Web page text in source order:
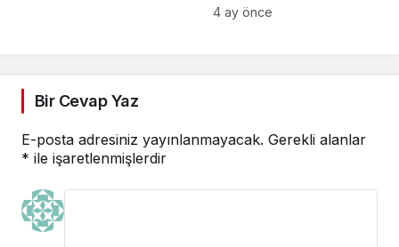
4 ay önce
Bir Cevap Yaz
E-posta adresiniz yayınlanmayacak. Gerekli alanlar
* ile işaretlenmişlerdir